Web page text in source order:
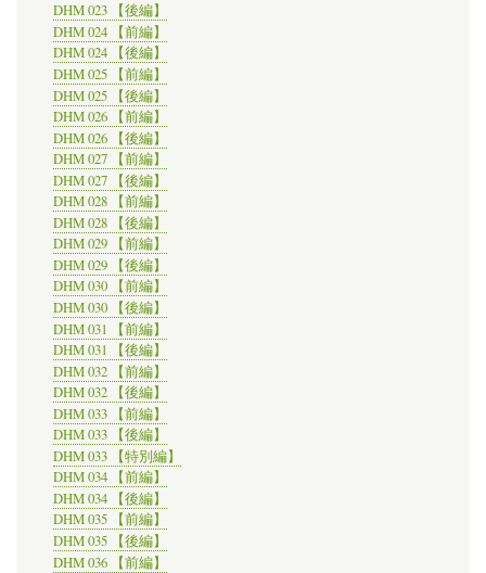
DHM 023 【後編】
DHM 024 【前編】
DHM 024 【後編】
DHM 025 【前編】
DHM 025 【後編】
DHM 026 【前編】
DHM 026 【後編】
DHM 027 【前編】
DHM 027 【後編】
DHM 028 【前編】
DHM 028 【後編】
DHM 029 【前編】
DHM 029 【後編】
DHM 030 【前編】
DHM 030 【後編】
DHM 031 【前編】
DHM 031 【後編】
DHM 032 【前編】
DHM 032 【後編】
DHM 033 【前編】
DHM 033 【後編】
DHM 033 【特別編】
DHM 034 【前編】
DHM 034 【後編】
DHM 035 【前編】
DHM 035 【後編】
DHM 036 【前編】